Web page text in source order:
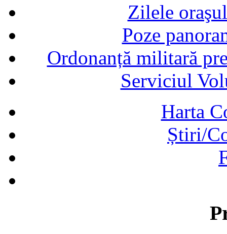
Zilele
Poze
Ordonanță militară
Serviciul
Harta
Știri/